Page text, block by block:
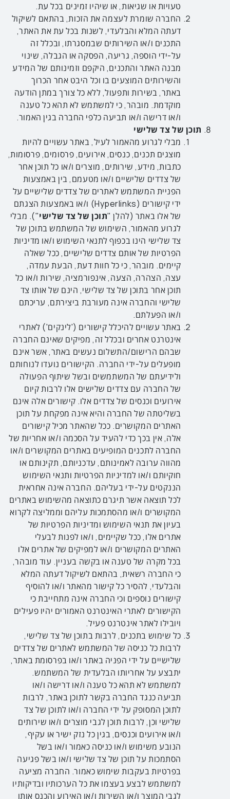
טעויות או שגיאות, או שיהיו זמינים בכל עת.
החברה שומרת לעצמה את הזכות, בהתאם לשיקול
דעתה המלא והבלעדי, לשנות בכל עת את האתר,
התכנים ו/או השירותים שבמסגרתו, ובכלל זה
על-ידי הוספה, גריעה, הפסקה או הגבלה, שינוי
מבנה האתר והתכנים, היקפם וזמינותם של המידע
והשירותים המוצעים בו וכל היבט אחר הכרוך
באתר, בשירות ותפעול, ללא כל צורך במתן הודעה
מוקדמת. מובהר, כי למשתמש לא תהא כל טענה
ו/או דרישה ו/או תביעה כלפי החברה בגין האמור.
תוכן של צד שלישי
מבלי לגרוע מהאמור לעיל, באתר עשויים להיות
מוצגים תכנים, כנסים, אירועים, פרסומים, פרסומות,
כתבות, מידע, שירותים, מוצרים ו/או כל תוכן אחר
של צדדים שלישיים ו/או מטעמם, בין באמצעות
הפניית המשתמש לאתרים של צדדים שלישיים על
ידי קישורים (Hyperlinks) ו/או באמצעות הצגתם
של אלו באתר (להלן "תוכן של צד שלישי"). מבלי
לגרוע מהאמור, השימוש של המשתמש בתוכן של
צד שלישי הינו בכפוף לתנאי השימוש ו/או מדיניות
הפרטיות של אותם צדדים שלישיים, ככל שאלה
קיימים. מובהר, כי כל חוות דעת, הבעת עמדה,
עצה, הצהרה, הצעה, אינפורמציה, שירות ו/או כל
תוכן אחר בתוכן של צד שלישי, הינם של אותו צד
שלישי והחברה אינה מעורבת ביצירתם, עריכתם
ו/או הפעלתם.
באתר עשויים להיכלל קישורים ('לינקים') לאתרי
אינטרנט אחרים ובכלל זה, מפיקים שאינם החברה
שבהם הרישום/התשלום נעשים באתר, אשר אינם
מופעלים על-ידי החברה. הקישורים נועדו לנוחותם
ולידיעתם של המשתמשים ובשל שיתוף הפעולה
של החברה עם צדדים שלישים אלו לרבות קיום
אירועים וכנסים של צדדים אלו. קישורים אלה אינם
בשליטתה של החברה והיא אינה מפקחת על תוכן
האתרים המקושרים. ככל שהאתר מכיל קישורים
אלה, אין בכך כדי להעיד על הסכמה ו/או אחריות של
החברה לתכנים המופיעים באתרים המקושרים ו/או
מהווה ערובה לאמינותם, עדכניותם, תקינותם או
חוקיותם ו/או למדיניות הפרטיות ותנאי השימוש
הננקטים על-ידי בעליהם. החברה אינה אחראית
לכל תוצאה אשר תיגרם כתוצאה מהשימוש באתרים
המקושרים ו/או מהסתמכות עליהם וממליצה לקרוא
בעיון את תנאי השימוש ומדיניות הפרטיות של
אתרים אלו, ככל שקיימים, ו/או לפנות לבעלי
האתרים המקושרים ו/או למפיקים של אתרים אלו
בכל מקרה של טענה או בקשה בעניין. עוד מובהר,
כי החברה רשאית, בהתאם לשיקול דעתה המלא
והבלעדי, להסיר כל קישור מהאתר ו/או להוסיף
קישורים נוספים וכי החברה אינה מתחייבת כי
הקישורים לאתרי האינטרנט האמורים יהיו פעילים
ויובילו לאתר אינטרנט פעיל.
כל שימוש בתכנים, לרבות בתוכן של צד שלישי,
לרבות כל כניסה של המשתמש לאתרים של צדדים
שלישיים על ידי הפניה באתר ו/או בפרסומת באתר,
יתבצע על אחריותו הבלעדית של המשתמש.
למשתמש לא תהא כל טענה ו/או דרישה ו/או
תביעה כנגד החברה בקשר לתוכן באתר, לרבות
לתוכן המסופק על ידי החברה ו/או לתוכן של צד
שלישי וכן, לרבות תוכן לגבי מוצרים ו/או שירותים
ו/או אירועים וכנסים, בגין כל נזק ישיר או עקיף,
הנובע משימוש ו/או כניסה כאמור ו/או בשל
הסתמכות על תוכן של צד שלישי ו/או בשל פגיעה
בפרטיות בעקבות שימוש כאמור. החברה מציעה
למשתמש לבצע בעצמו את כל הערכותיו ובדיקותיו
לגבי המוצר ו/או השירות ו/או האירוע והכנס אותו